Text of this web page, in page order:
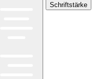
Schriftstärke